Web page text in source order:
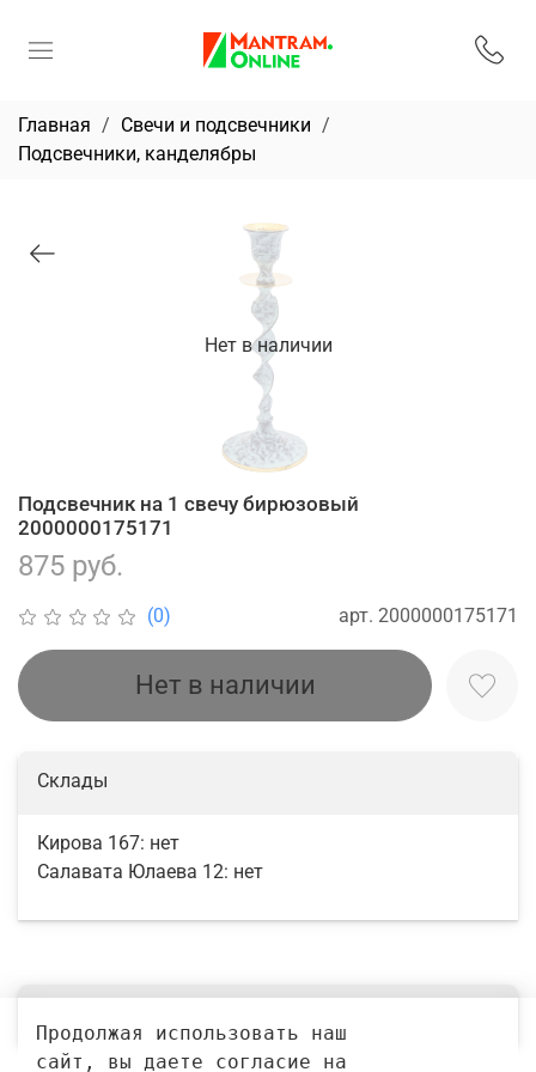
Главная
Свечи и подсвечники
Подсвечники, канделябры
Нет в наличии
(0) арт. 2000000175171
Подсвечник на 1 свечу бирюзовый
2000000175171
875 руб.
Нет в наличии
Склады
Кирова 167: нет
Салавата Юлаева 12: нет
Продолжая использовать наш
сайт, вы даете согласие на